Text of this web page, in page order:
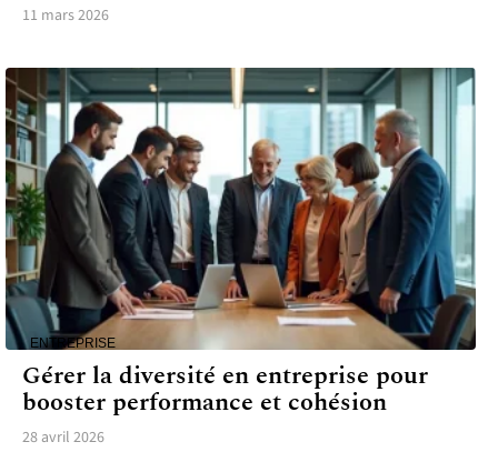
11 mars 2026
ENTREPRISE
Gérer la diversité en entreprise pour
booster performance et cohésion
28 avril 2026